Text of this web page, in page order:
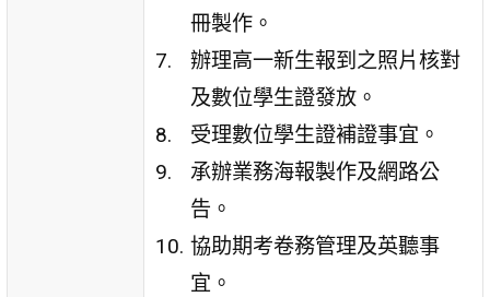
冊製作。
辦理高一新生報到之照片核對
及數位學生證發放。
受理數位學生證補證事宜。
承辦業務海報製作及網路公
告。
協助期考卷務管理及英聽事
宜。